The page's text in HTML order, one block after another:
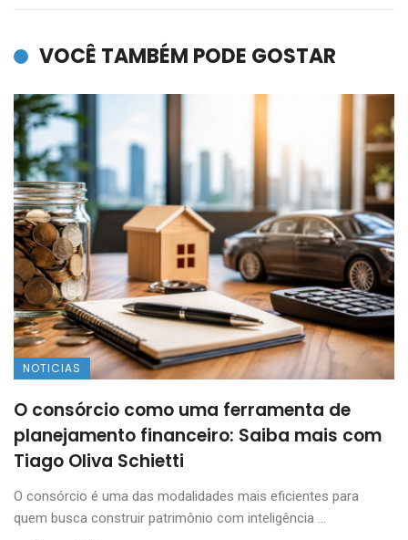
VOCÊ TAMBÉM PODE GOSTAR
NOTICIAS
O consórcio como uma ferramenta de
planejamento financeiro: Saiba mais com
Tiago Oliva Schietti
O consórcio é uma das modalidades mais eficientes para
quem busca construir patrimônio com inteligência ...